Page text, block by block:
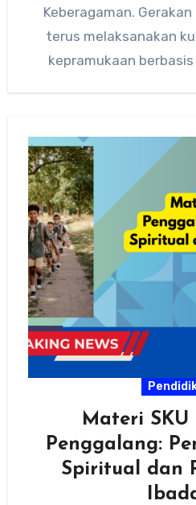
Keberagaman.
terus melaksanakan
kepramukaan
Materi SKU
Penggalang:
Spiritual dan